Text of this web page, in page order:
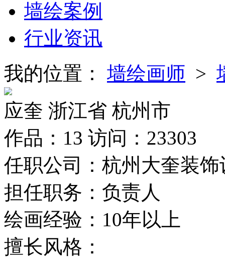
墙绘案例
行业资讯
我的位置：
墙绘画师 >
应奎 浙江省 杭州市
作品： 13 访问： 23303
任职公司： 杭州大奎装
担任职务： 负责人
绘画经验： 10年以上
擅长风格：